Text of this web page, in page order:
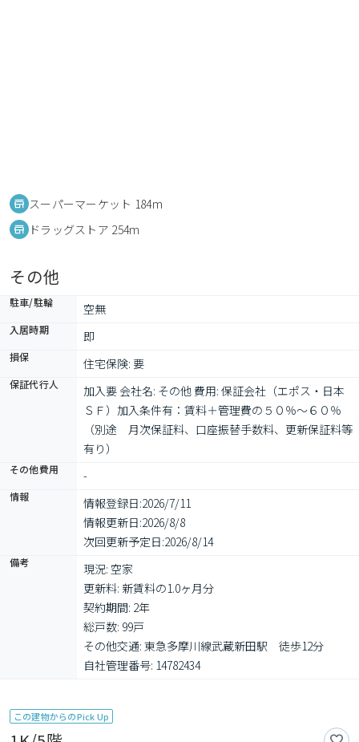
スーパーマーケット 184m
ドラッグストア 254m
その他
駐車/駐輪 空無
入居時期 即
損保 住宅保険: 要
保証代行人
加入要 会社名: その他 費用: 保証会社（エポス・日本
ＳＦ）加入条件有：賃料＋管理費の５０％～６０％
（別途　月次保証料、口座振替手数料、更新保証料等
有り）
その他費用 -
情報 情報登録日:2026/7/11
情報更新日:2026/8/8
次回更新予定日:2026/8/14
備考
現況: 空家
更新料: 新賃料の1.0ヶ月分
契約期間: 2年
総戸数: 99戸
その他交通: 東急多摩川線武蔵新田駅　徒歩12分
自社管理番号: 14782434
この建物からのPick Up